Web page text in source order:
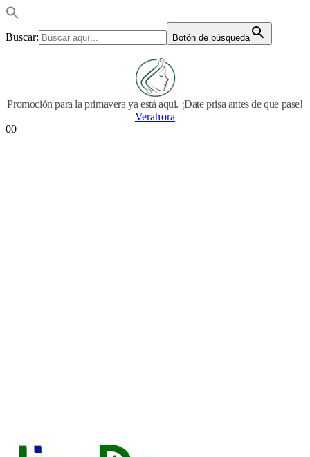
Buscar: Botón de búsqueda
Promoción para la primavera ya está aqui. ¡Date prisa antes de que pase!
Verahora
00